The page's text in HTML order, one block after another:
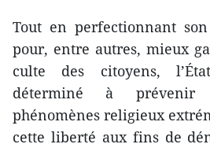
Tout en perfectionnant
pour, entre autres, mieux
culte des citoyens,
déterminé à prévenir
phénomènes religieux
cette liberté aux fins de